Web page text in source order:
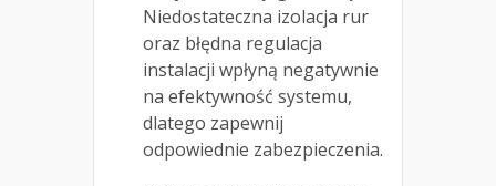
Niedostateczna izolacja rur
oraz błędna regulacja
instalacji wpłyną negatywnie
na efektywność systemu,
dlatego zapewnij
odpowiednie zabezpieczenia.